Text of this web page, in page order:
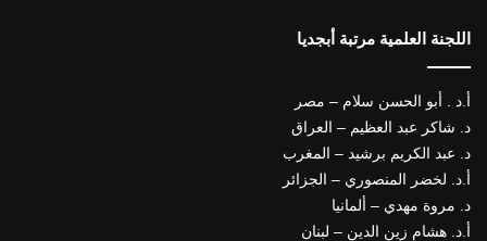
اللجنة العلمية مرتبة أبجديا
أ.د . أبو الحسن سلام – مصر
د. شاكر عبد العظيم – العراق
د. عبد الكريم برشيد – المغرب
أ.د. لخضر المنصوري – الجزائر
د. مروة مهدي – ألمانيا
أ.د. هشام زين الدين – لبنان